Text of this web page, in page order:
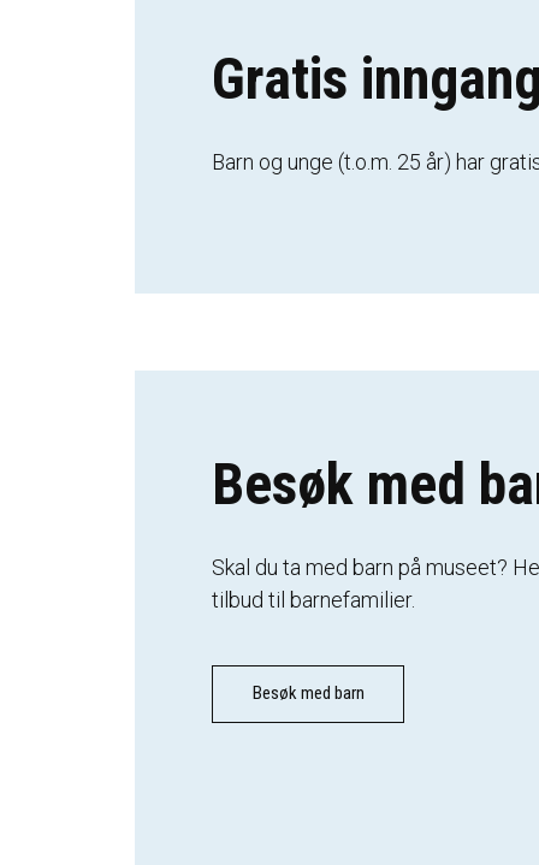
Gratis
Barn og unge (t.o.m. 25 år) har
Besøk med
Skal du ta med barn på museet?
tilbud til barnefamilier.
Besøk med barn